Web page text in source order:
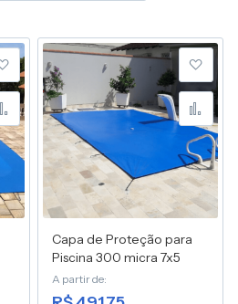
Adicionar à lista de
Adicionar para
Capa de Proteção para
Piscina 300 micra 7x5
A partir de